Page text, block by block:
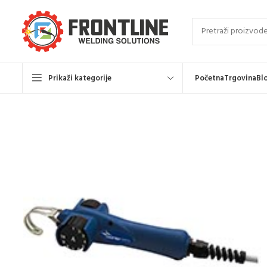
Prikaži kategorije PočetnaTrgovina